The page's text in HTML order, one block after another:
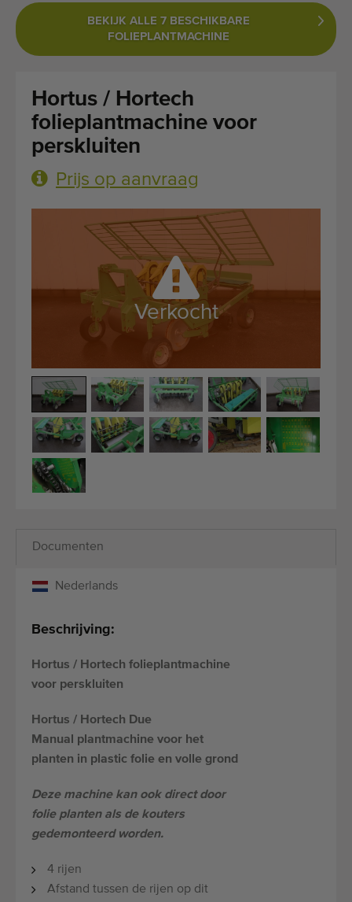
Over ons
Veelgestelde vragen
Contact
Blog
Ervaren personeel
Wereldwijde levering
BEKIJK ALLE 7 BESCHIKBARE
FOLIEPLANTMACHINE
Hortus / Hortech
folieplantmachine voor
perskluiten
Prijs op aanvraag
Verkocht
Nederlands
Documenten
Beschrijving:
Hortus / Hortech folieplantmachine
voor perskluiten
Hortus / Hortech Due
Manual plantmachine voor het
planten in plastic folie en volle grond
Deze machine kan ook direct door
folie planten als de kouters
gedemonteerd worden.
4 rijen
Afstand tussen de rijen op dit